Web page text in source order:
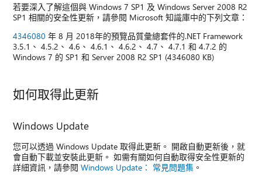
若要深入了解這個與 Windows 7 SP1 及 Windows Server 2008 R2
SP1 相關的安全性更新，請參閱 Microsoft 知識庫中的下列文章：
4346080 年 8 月 2018年的預覽品質彙總套件的.NET Framework
3.5.1、 4.5.2、 4.6、 4.6.1、 4.6.2、 4.7、 4.7.1 和 4.7.2 的
Windows 7 的 SP1 和 Server 2008 R2 SP1 (4346080 KB)
如何取得此更新
Windows Update
您可以透過 Windows Update 取得此更新。 開啟自動更新後，就
會自動下載並安裝此更新。 如需有關如何自動取得安全性更新的
詳細資訊，請參閱Windows Update： 常見問題集 。